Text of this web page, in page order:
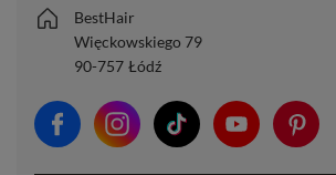
BestHair
Więckowskiego 79
90-757 Łódź